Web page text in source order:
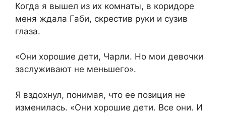
Когда я вышел из их комнаты, в коридоре
меня ждала Габи, скрестив руки и сузив
глаза.
«Они хорошие дети, Чарли. Но мои девочки
заслуживают не меньшего».
Я вздохнул, понимая, что ее позиция не
изменилась. «Они хорошие дети. Все они. И